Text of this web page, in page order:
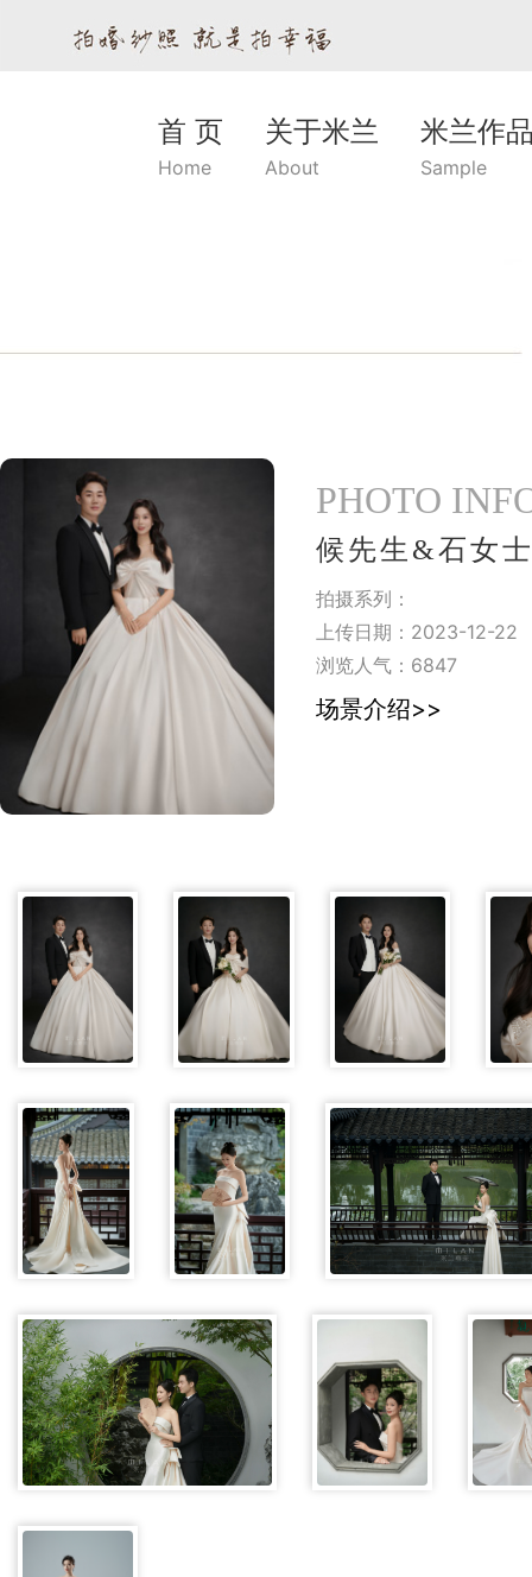
首 页
Home
关于米兰
About
米兰作
Sample
PHOTO
候先生&石女
拍摄系列：
上传日期：2023-12-22
浏览人气： 6847
场景介绍>>